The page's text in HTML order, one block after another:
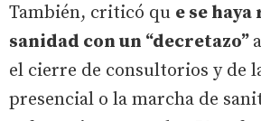
También, criticó qu e se
sanidad con un “decretazo”
el cierre de consultorios y de
presencial o la marcha de